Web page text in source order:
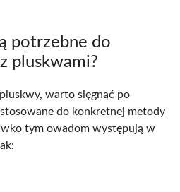
potrzebne do
pluskwami?
warto sięgnąć po
do konkretnej metody
tym owadom występują w